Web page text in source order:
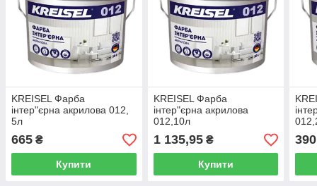
KREISEL Фарба
інтер"єрна акрилова 012,
5л
665 ₴
Купити
KREISEL Фарба
інтер"єрна акрилова
012,10л
1 135,95₴
Купити
390